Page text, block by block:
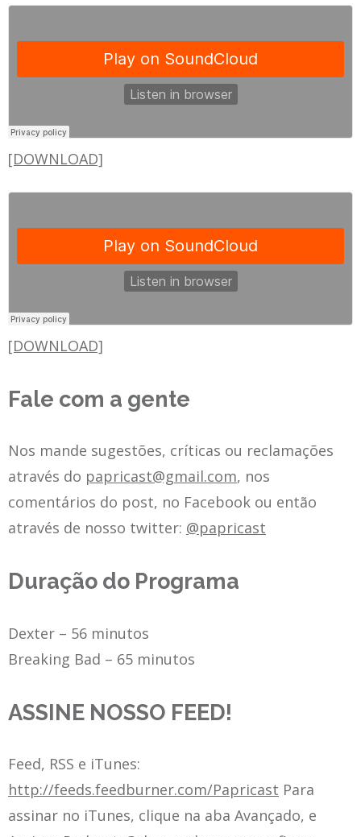
[DOWNLOAD]
[DOWNLOAD]
Fale com a gente
Nos mande sugestões, críticas ou reclamações
através do papricast@gmail.com, nos
comentários do post, no Facebook ou então
através de nosso twitter: @papricast
Duração do Programa
Dexter – 56 minutos
Breaking Bad – 65 minutos
ASSINE NOSSO FEED!
Feed, RSS e iTunes:
http://feeds.feedburner.com/Papricast Para
assinar no iTunes, clique na aba Avançado, e